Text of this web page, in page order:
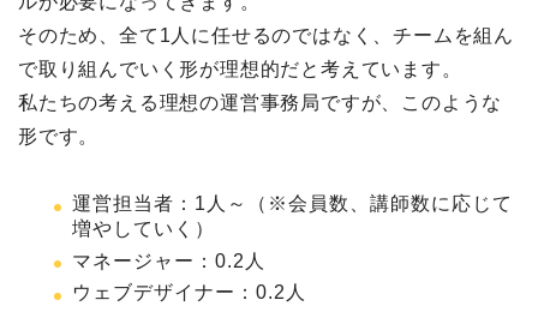
そのため、全て1人に任せるのではなく、チームを組ん
で取り組んでいく形が理想的だと考えています。
私たちの考える理想の運営事務局ですが、このような
形です。
運営担当者：1人～（※会員数、講師数に応じて
増やしていく）
マネージャー：0.2人
ウェブデザイナー：0.2人